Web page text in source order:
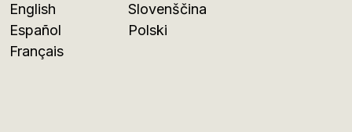
English
Español
Français
Slovenščina
Polski